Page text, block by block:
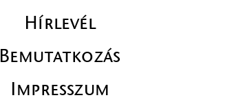
Hírlevél
Bemutatkozás
Impresszum